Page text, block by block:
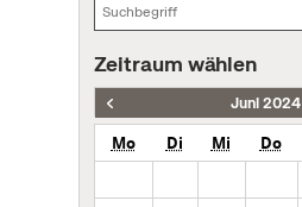
Zeitraum wählen
Juni 2024
Mo Di Mi Do